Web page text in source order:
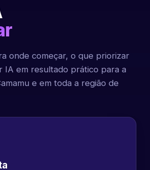
onde começar, o que priorizar
IA em resultado prático para a
e em toda a região de